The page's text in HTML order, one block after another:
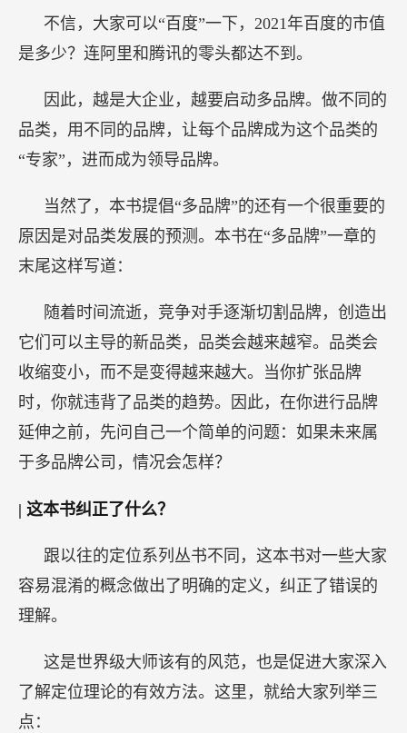
不信，大家可以“百度”一下，2021年百度的市值
是多少？连阿里和腾讯的零头都达不到。
因此，越是大企业，越要启动多品牌。做不同的
品类，用不同的品牌，让每个品牌成为这个品类的
“专家”，进而成为领导品牌。
当然了，本书提倡“多品牌”的还有一个很重要的
原因是对品类发展的预测。本书在“多品牌”一章的
末尾这样写道：
随着时间流逝，竞争对手逐渐切割品牌，创造出
它们可以主导的新品类，品类会越来越窄。品类会
收缩变小，而不是变得越来越大。当你扩张品牌
时，你就违背了品类的趋势。因此，在你进行品牌
延伸之前，先问自己一个简单的问题：如果未来属
于多品牌公司，情况会怎样？
| 这本书纠正了什么？
跟以往的定位系列丛书不同，这本书对一些大家
容易混淆的概念做出了明确的定义，纠正了错误的
理解。
这是世界级大师该有的风范，也是促进大家深入
了解定位理论的有效方法。这里，就给大家列举三
点：